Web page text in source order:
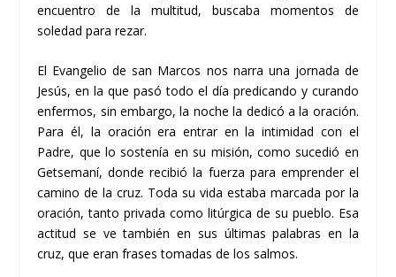
encuentro de la multitud, buscaba momentos de
soledad para rezar.
El Evangelio de san Marcos nos narra una jornada de
Jesús, en la que pasó todo el día predicando y curando
enfermos, sin embargo, la noche la dedicó a la oración.
Para él, la oración era entrar en la intimidad con el
Padre, que lo sostenía en su misión, como sucedió en
Getsemaní, donde recibió la fuerza para emprender el
camino de la cruz. Toda su vida estaba marcada por la
oración, tanto privada como litúrgica de su pueblo. Esa
actitud se ve también en sus últimas palabras en la
cruz, que eran frases tomadas de los salmos.